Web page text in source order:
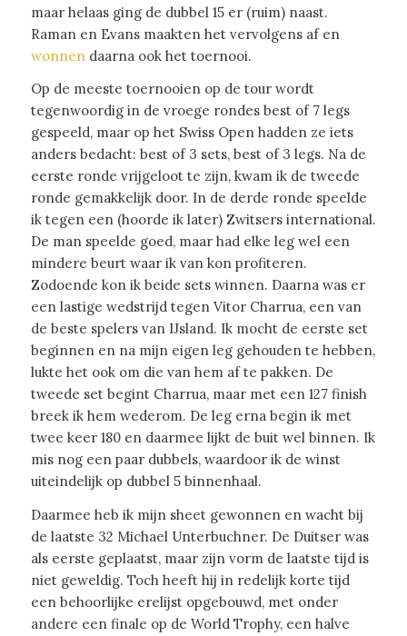
maar helaas ging de dubbel 15 er (ruim) naast.
Raman en Evans maakten het vervolgens af en
wonnen daarna ook het toernooi.
Op de meeste toernooien op de tour wordt
tegenwoordig in de vroege rondes best of 7 legs
gespeeld, maar op het Swiss Open hadden ze iets
anders bedacht: best of 3 sets, best of 3 legs. Na de
eerste ronde vrijgeloot te zijn, kwam ik de tweede
ronde gemakkelijk door. In de derde ronde speelde
ik tegen een (hoorde ik later) Zwitsers international.
De man speelde goed, maar had elke leg wel een
mindere beurt waar ik van kon profiteren.
Zodoende kon ik beide sets winnen. Daarna was er
een lastige wedstrijd tegen Vitor Charrua, een van
de beste spelers van IJsland. Ik mocht de eerste set
beginnen en na mijn eigen leg gehouden te hebben,
lukte het ook om die van hem af te pakken. De
tweede set begint Charrua, maar met een 127 finish
breek ik hem wederom. De leg erna begin ik met
twee keer 180 en daarmee lijkt de buit wel binnen. Ik
mis nog een paar dubbels, waardoor ik de winst
uiteindelijk op dubbel 5 binnenhaal.
Daarmee heb ik mijn sheet gewonnen en wacht bij
de laatste 32 Michael Unterbuchner. De Duitser was
als eerste geplaatst, maar zijn vorm de laatste tijd is
niet geweldig. Toch heeft hij in redelijk korte tijd
een behoorlijke erelijst opgebouwd, met onder
andere een finale op de World Trophy, een halve